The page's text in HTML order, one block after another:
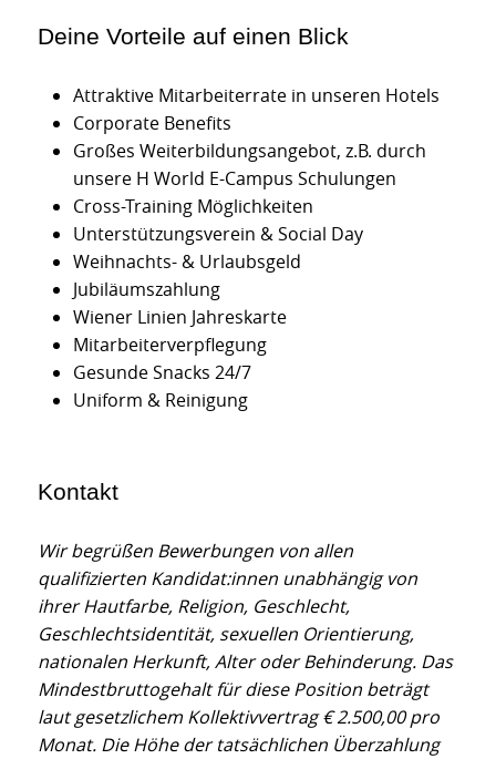
Deine Vorteile auf einen Blick
Attraktive Mitarbeiterrate in unseren Hotels
Corporate Benefits
Großes Weiterbildungsangebot, z.B. durch
unsere H World E-Campus Schulungen
Cross-Training Möglichkeiten
Unterstützungsverein & Social Day
Weihnachts- & Urlaubsgeld
Jubiläumszahlung
Wiener Linien Jahreskarte
Mitarbeiterverpflegung
Gesunde Snacks 24/7
Uniform & Reinigung
Kontakt
Wir begrüßen Bewerbungen von allen
qualifizierten Kandidat:innen unabhängig von
ihrer Hautfarbe, Religion, Geschlecht,
Geschlechtsidentität, sexuellen Orientierung,
nationalen Herkunft, Alter oder Behinderung. Das
Mindestbruttogehalt für diese Position beträgt
laut gesetzlichem Kollektivvertrag € 2.500,00 pro
Monat. Die Höhe der tatsächlichen Überzahlung